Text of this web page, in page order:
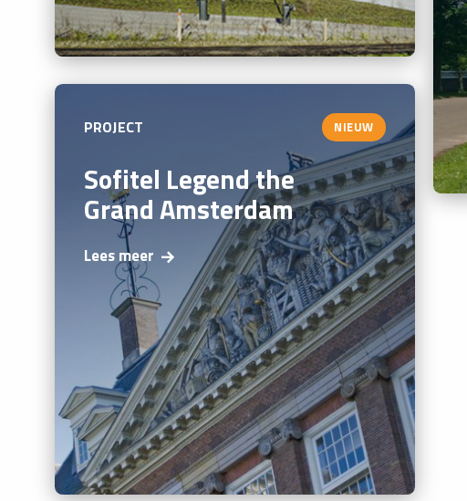
PROJECT NIEUW
Sofitel Legend the
Grand Amsterdam
Lees meer